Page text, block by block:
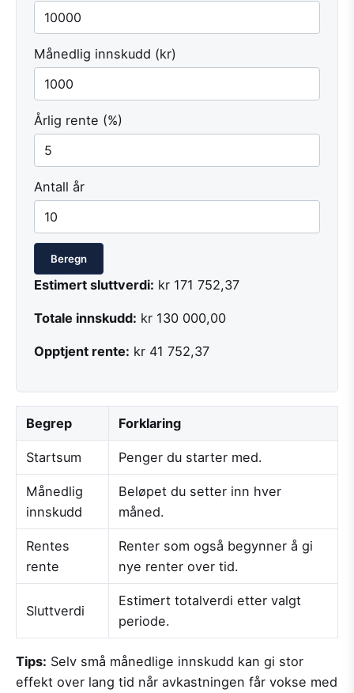
Månedlig innskudd (kr)
Årlig rente (%)
Antall år
Beregn
Estimert sluttverdi: kr 171 752,37
Totale innskudd: kr 130 000,00
Opptjent rente: kr 41 752,37
Begrep Forklaring
Startsum Penger du starter med.
Månedlig
innskudd
Beløpet du setter inn hver
måned.
Rentes
rente
Renter som også begynner å gi
nye renter over tid.
Sluttverdi
Estimert totalverdi etter valgt
periode.
Tips: Selv små månedlige innskudd kan gi stor
effekt over lang tid når avkastningen får vokse med